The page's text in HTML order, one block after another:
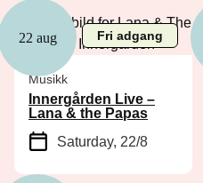
22 aug Fri adgang
Musikk
Innergården Live –
Lana & the Papas
Saturday, 22/8